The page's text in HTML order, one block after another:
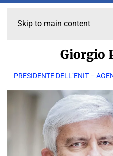
Skip to main content
Giorgio
PRESIDENTE DELL’ENIT –